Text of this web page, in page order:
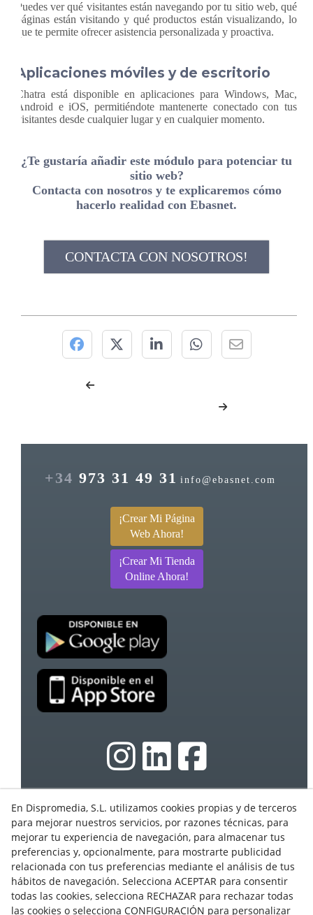
Puedes ver qué visitantes están navegando por tu sitio web, qué
páginas están visitando y qué productos están visualizando, lo
que te permite ofrecer asistencia personalizada y proactiva.
Aplicaciones móviles y de escritorio
Chatra está disponible en aplicaciones para Windows, Mac,
Android e iOS, permitiéndote mantenerte conectado con tus
visitantes desde cualquier lugar y en cualquier momento.
¿Te gustaría añadir este módulo para potenciar tu
sitio web?
Contacta con nosotros y te explicaremos cómo
hacerlo realidad con Ebasnet.
CONTACTA CON NOSOTROS!
+34 973 31 49 31 info@ebasnet.com
¡Crear Mi Página
Web Ahora!
¡Crear Mi Tienda
Online Ahora!
© 08/2026 Ebasnet - Dispromedia, SL - Todos los
derechos reservados.
Condiciones de Uso
Aviso Legal
Política de privacidad
Cookies
En Dispromedia, S.L. utilizamos cookies propias y de terceros
para mejorar nuestros servicios, por razones técnicas, para
mejorar tu experiencia de navegación, para almacenar tus
preferencias y, opcionalmente, para mostrarte publicidad
relacionada con tus preferencias mediante el análisis de tus
hábitos de navegación. Selecciona ACEPTAR para consentir
todas las cookies, selecciona RECHAZAR para rechazar todas
las cookies o selecciona CONFIGURACIÓN para personalizar